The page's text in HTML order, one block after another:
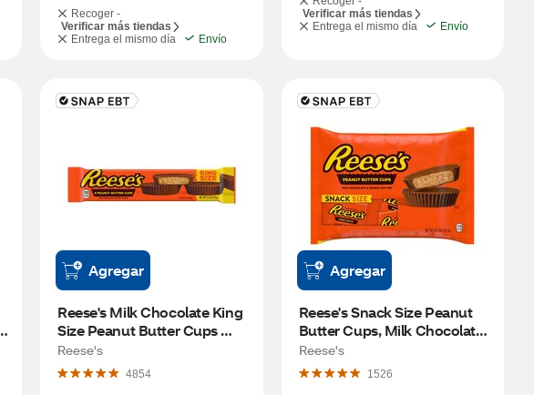
Recoger -
Verificar más tiendas
Entrega el mismo día
Envío
Verificar más tiendas
Entrega el mismo día
Envío
Agregar
Reese's Milk Chocolate King
Size Peanut Butter Cups
Candy, 2.8 oz
Reese's
4854
Agregar
Reese's Snack Size Peanut
Butter Cups, Milk Chocolate,
10.5 OZ
Reese's
1526